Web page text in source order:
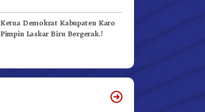
Ketua Demokrat Kabupaten Karo
Pimpin Laskar Biru Bergerak.!